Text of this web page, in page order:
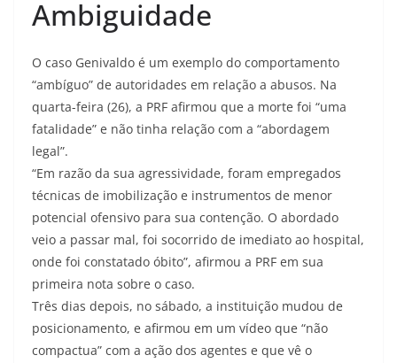
Ambiguidade
O caso Genivaldo é um exemplo do comportamento
“ambíguo” de autoridades em relação a abusos. Na
quarta-feira (26), a PRF afirmou que a morte foi “uma
fatalidade” e não tinha relação com a “abordagem
legal”.
“Em razão da sua agressividade, foram empregados
técnicas de imobilização e instrumentos de menor
potencial ofensivo para sua contenção. O abordado
veio a passar mal, foi socorrido de imediato ao hospital,
onde foi constatado óbito”, afirmou a PRF em sua
primeira nota sobre o caso.
Três dias depois, no sábado, a instituição mudou de
posicionamento, e afirmou em um vídeo que “não
compactua” com a ação dos agentes e que vê o